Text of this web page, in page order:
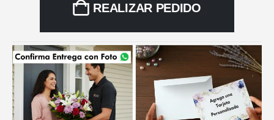
REALIZAR PEDIDO